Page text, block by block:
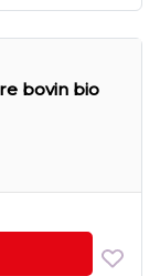
bovin bio